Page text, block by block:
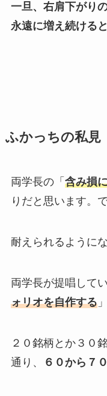
一旦、右肩下がり
永遠に増え続ける
ふかっちの私見
両学長の「 含み損
りだと思います。
耐えられるように
両学長が提唱して
ォリオを自作する
２０銘柄とか３０
通り、
６０から７